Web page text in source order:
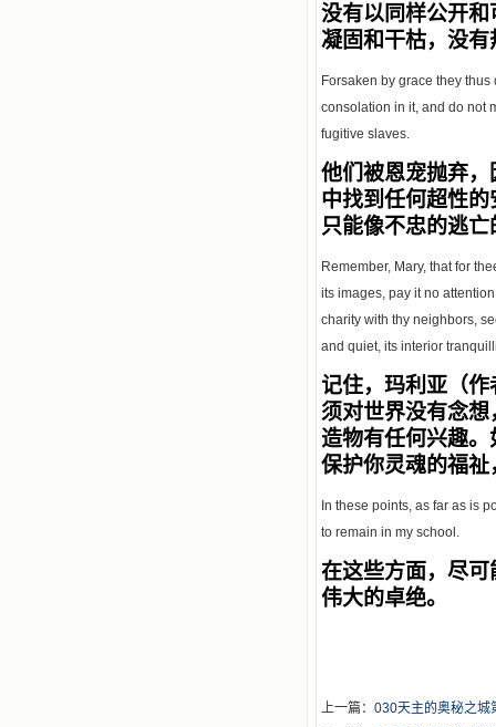
没有以同样公开
凝固和干枯，没
Forsaken by grace they
consolation in it, and do not
fugitive slaves.
他们被恩宠抛弃
中找到任何超性的
只能像不忠的逃
Remember, Mary, that for
its images, pay it no
charity with thy neighbors,
and quiet, its interior
记住，玛利亚（
须对世界没有念
造物有任何兴趣
保护你灵魂的福
In these points, as far as is
to remain in my school.
在这些方面，尽
伟大的卓绝。
上一篇： 030天主的奥秘之城